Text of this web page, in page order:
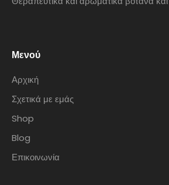
Μενού
Αρχική
Σχετικά με εμάς
Shop
Blog
Επικοινωνία